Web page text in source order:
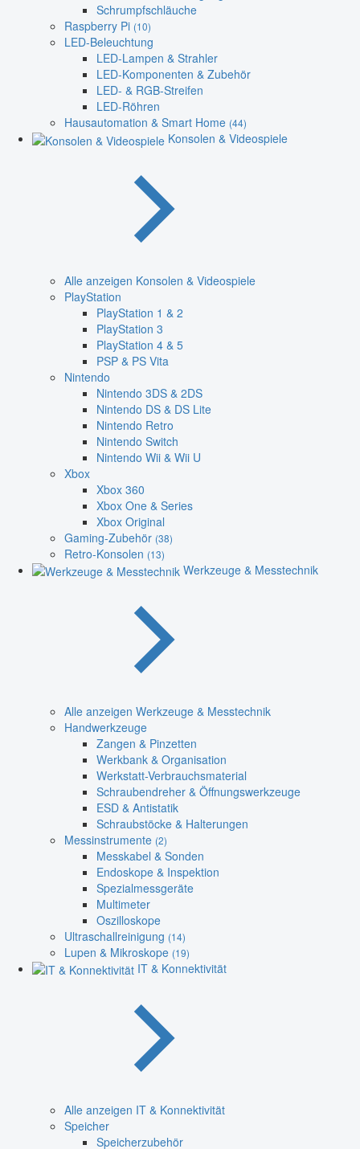
Schrumpfschläuche
Raspberry Pi (10)
LED-Beleuchtung
LED-Lampen & Strahler
LED-Komponenten & Zubehör
LED- & RGB-Streifen
LED-Röhren
Hausautomation & Smart Home (44)
Konsolen & Videospiele
Alle anzeigen Konsolen & Videospiele
PlayStation
PlayStation 1 & 2
PlayStation 3
PlayStation 4 & 5
PSP & PS Vita
Nintendo
Nintendo 3DS & 2DS
Nintendo DS & DS Lite
Nintendo Retro
Nintendo Switch
Nintendo Wii & Wii U
Xbox
Xbox 360
Xbox One & Series
Xbox Original
Gaming-Zubehör (38)
Retro-Konsolen (13)
Werkzeuge & Messtechnik
Alle anzeigen Werkzeuge & Messtechnik
Handwerkzeuge
Zangen & Pinzetten
Werkbank & Organisation
Werkstatt-Verbrauchsmaterial
Schraubendreher & Öffnungswerkzeuge
ESD & Antistatik
Schraubstöcke & Halterungen
Messinstrumente (2)
Messkabel & Sonden
Endoskope & Inspektion
Spezialmessgeräte
Multimeter
Oszilloskope
Ultraschallreinigung (14)
Lupen & Mikroskope (19)
IT & Konnektivität
Alle anzeigen IT & Konnektivität
Speicher
Speicherzubehör